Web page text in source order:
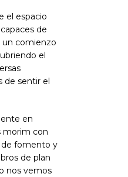
el espacio
de
un comienzo
el
de sentir el
en
morim con
de fomento y
de plan
nos vemos